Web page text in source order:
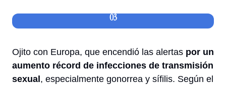
03
Ojito con Europa, que encendió las alertas por un
aumento récord de infecciones de transmisión
sexual , especialmente gonorrea y sífilis. Según el